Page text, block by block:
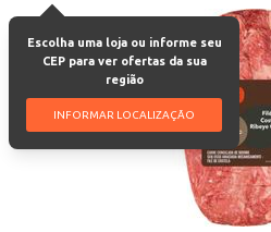
Escolha uma loja ou informe seu
CEP para ver ofertas da sua
região
INFORMAR LOCALIZAÇÃO